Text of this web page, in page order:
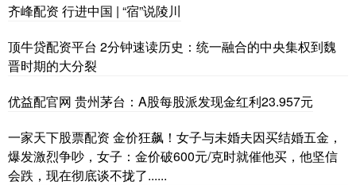
齐峰配资 行进中国 | “宿”说陵川
顶牛贷配资平台 2分钟速读历史：统一融合的中央集权到魏
晋时期的大分裂
优益配官网 贵州茅台：A股每股派发现金红利23.957元
一家天下股票配资 金价狂飙！女子与未婚夫因买结婚五金，
爆发激烈争吵，女子：金价破600元/克时就催他买，他坚信
会跌，现在彻底谈不拢了......